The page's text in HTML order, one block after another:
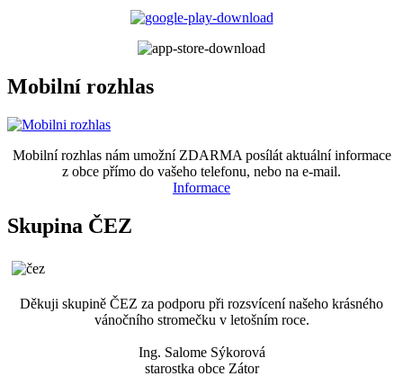
Mobilní rozhlas
Mobilní rozhlas nám umožní ZDARMA posílát aktuální informace
z obce přímo do vašeho telefonu, nebo na e-mail.
Informace
Skupina ČEZ
Děkuji skupině ČEZ za podporu při rozsvícení našeho krásného
vánočního stromečku v letošním roce.
Ing. Salome Sýkorová
starostka obce Zátor